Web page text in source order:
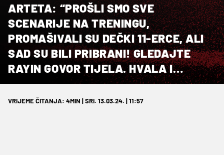
ARTETA: “PROŠLI SMO SVE
SCENARIJE NA TRENINGU,
PROMAŠIVALI SU DEČKI 11-ERCE, ALI
SAD SU BILI PRIBRANI! GLEDAJTE
RAYIN GOVOR TIJELA. HVALA I
NAVIJAČIMA”
VRIJEME ČITANJA: 4MIN | SRI. 13.03.24. | 11:57